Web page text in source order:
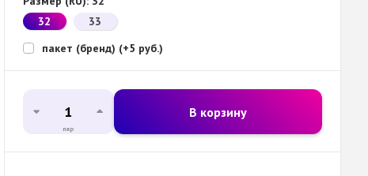
32
33
пакет (бренд) (+5 руб.)
пар
В корзину